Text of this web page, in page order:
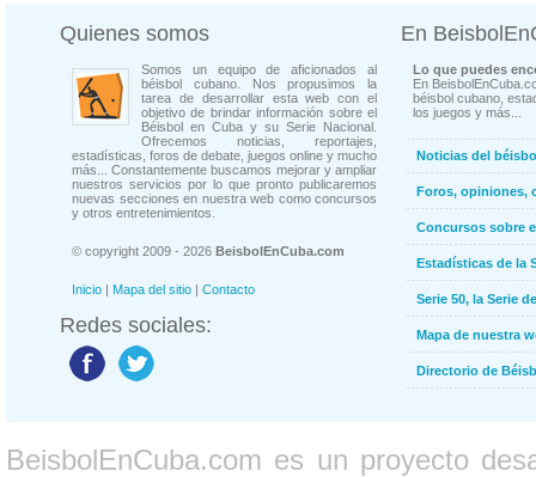
Quienes somos
Somos un equipo de aficionados al
béisbol cubano. Nos propusimos la
tarea de desarrollar esta web con el
objetivo de brindar información sobre el
Béisbol en Cuba y su Serie Nacional.
Ofrecemos noticias, reportajes,
estadísticas, foros de debate, juegos online y mucho
más... Constantemente buscamos mejorar y ampliar
nuestros servicios por lo que pronto publicaremos
nuevas secciones en nuestra web como concursos
y otros entretenimientos.
© copyright 2009 - 2026 BeisbolEnCuba.com
Inicio | Mapa del sitio | Contacto
Redes sociales:
En
Lo que puedes
En
béisbol cubano,
los juegos y más...
Noticias del
Foros, opiniones,
Concursos sobre
Estadísticas de la
Serie 50, la Serie
Mapa de nuestra
Directorio de
BeisbolEnCuba.com es un proyecto